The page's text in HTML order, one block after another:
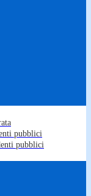
pubblici
pubblici